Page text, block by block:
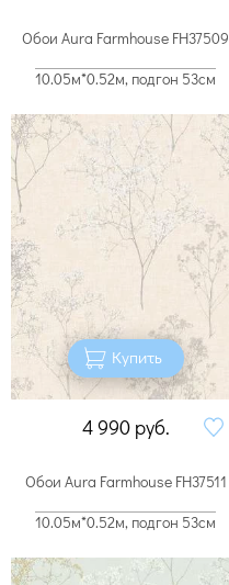
Обои Aura Farmhouse FH37509
10.05м*0.52м, подгон 53см
Купить
4 990 руб.
Обои Aura Farmhouse FH37511
10.05м*0.52м, подгон 53см